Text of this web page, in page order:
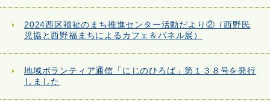
2024西区福祉のまち推進センター活動だより②（西野民
児協と西野福まちによるカフェ＆パネル展）
地域ボランティア通信「にじのひろば」第１３８号を発行
しました